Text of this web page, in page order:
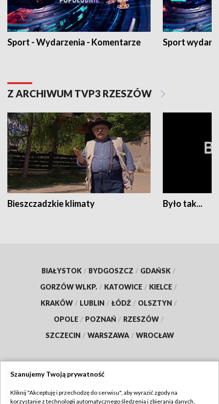
Sport - Wydarzenia - Komentarze Sport
Z ARCHIWUM TVP3 RZESZÓW
Bieszczadzkie klimaty Było tak...
BIAŁYSTOK / BYDGOSZCZ / GDAŃSK /
GORZÓW WLKP. / KATOWICE / KIELCE /
KRAKÓW / LUBLIN / ŁÓDŹ / OLSZTYN /
OPOLE / POZNAŃ / RZESZÓW /
SZCZECIN / WARSZAWA / WROCŁAW
Szanujemy Twoją prywatność
Kliknij "Akceptuję i przechodzę do serwisu", aby wyrazić zgody na
korzystanie z technologii automatycznego śledzenia i zbierania danych,